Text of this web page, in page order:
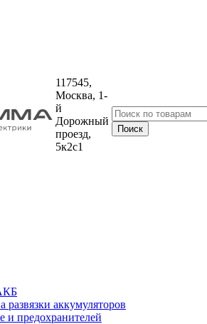
117545,
Москва, 1-
й
Дорожный
проезд,
5к2с1
развязки аккумуляторов
и предохранителей